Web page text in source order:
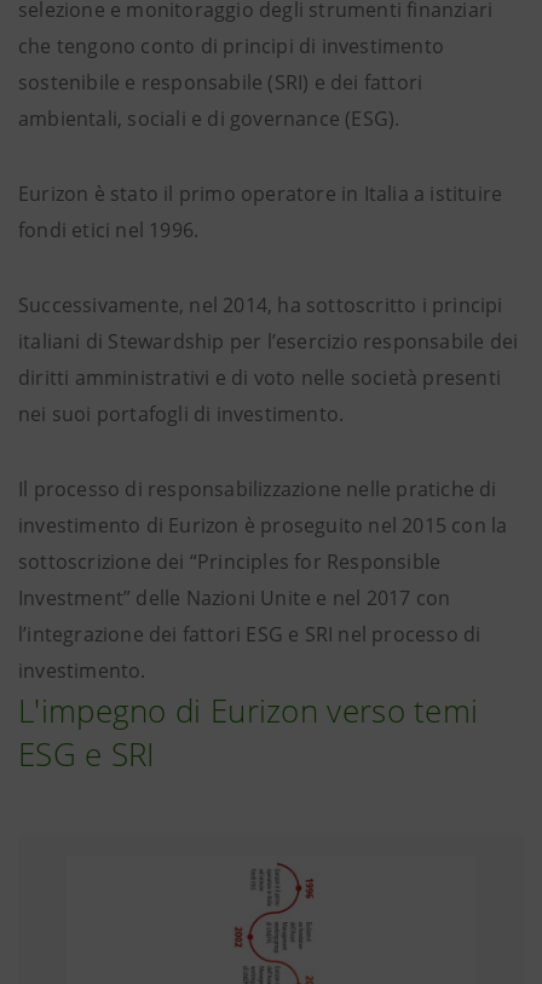
selezione e monitoraggio degli strumenti finanziari
che tengono conto di principi di investimento
sostenibile e responsabile (SRI) e dei fattori
ambientali, sociali e di governance (ESG).
Eurizon è stato il primo operatore in Italia a istituire
fondi etici nel 1996.
Successivamente, nel 2014, ha sottoscritto i principi
italiani di Stewardship per l’esercizio responsabile dei
diritti amministrativi e di voto nelle società presenti
nei suoi portafogli di investimento.
Il processo di responsabilizzazione nelle pratiche di
investimento di Eurizon è proseguito nel 2015 con la
sottoscrizione dei “Principles for Responsible
Investment” delle Nazioni Unite e nel 2017 con
l’integrazione dei fattori ESG e SRI nel processo di
investimento.
L'impegno di Eurizon verso temi
ESG e SRI